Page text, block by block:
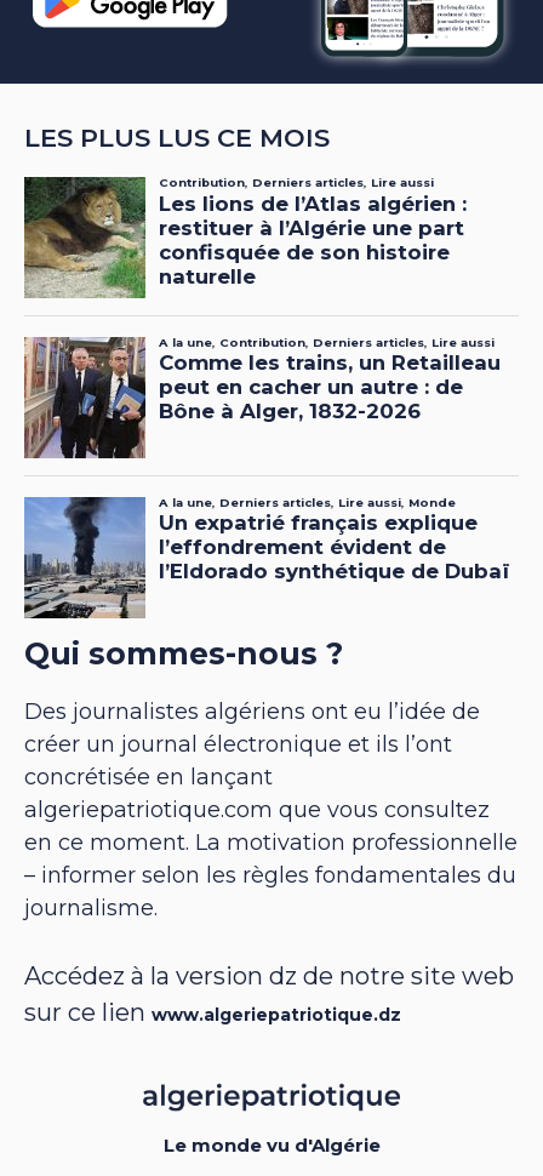
LES PLUS LUS CE MOIS
Qui sommes-nous ?
Des journalistes algériens ont eu l’idée de
créer un journal électronique et ils l’ont
concrétisée en lançant
algeriepatriotique.com que vous consultez
en ce moment. La motivation professionnelle
– informer selon les règles fondamentales du
journalisme.
Accédez à la version dz de notre site web
sur ce lien www.algeriepatriotique.dz
Le monde vu d'Algérie